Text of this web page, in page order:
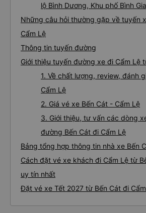
lộ Bình Dương, Khu phố Bình
Những câu hỏi thường gặp về tuyến
Cẩm Lệ
Thông tin tuyến đường
Giới thiệu tuyến đường xe đi Cẩm Lệ
1. Về chất lượng, review, đánh
Cẩm Lệ
2. Giá vé xe Bến Cát - Cẩm Lệ
3. Giới thiệu, tư vấn các dòng
đường Bến Cát đi Cẩm Lệ
Bảng tổng hợp thông tin nhà xe Bến
Cách đặt vé xe khách đi Cẩm Lệ từ
uy tín nhất
Đặt vé xe Tết 2027 từ Bến Cát đi